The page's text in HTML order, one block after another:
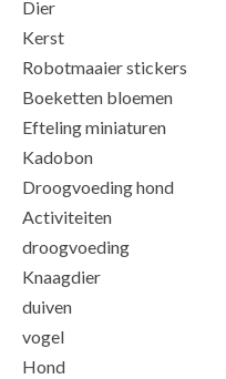
Dier
Kerst
Robotmaaier stickers
Boeketten bloemen
Efteling miniaturen
Kadobon
Droogvoeding hond
Activiteiten
droogvoeding
Knaagdier
duiven
vogel
Hond